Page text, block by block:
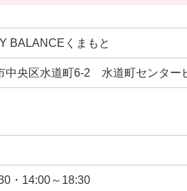
BALANCEくまもと
央区水道町6-2 水道町センター
・14:00～18:30